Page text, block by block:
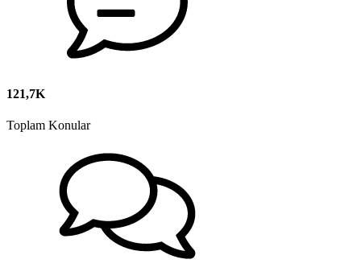
121,7K
Toplam Konular